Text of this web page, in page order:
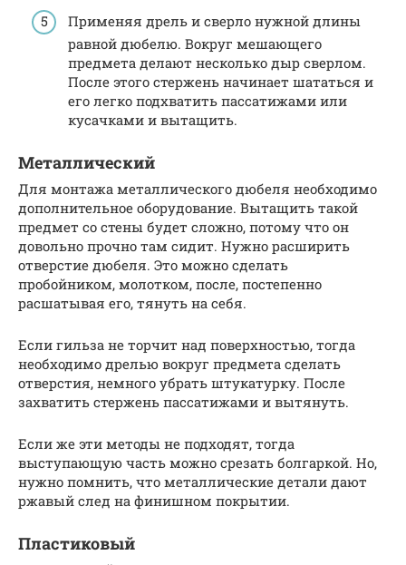
Применяя дрель и сверло нужной длины
равной дюбелю. Вокруг мешающего
предмета делают несколько дыр сверлом.
После этого стержень начинает шататься и
его легко подхватить пассатижами или
кусачками и вытащить.
Металлический
Для монтажа металлического дюбеля необходимо
дополнительное оборудование. Вытащить такой
предмет со стены будет сложно, потому что он
довольно прочно там сидит. Нужно расширить
отверстие дюбеля. Это можно сделать
пробойником, молотком, после, постепенно
расшатывая его, тянуть на себя.
Если гильза не торчит над поверхностью, тогда
необходимо дрелью вокруг предмета сделать
отверстия, немного убрать штукатурку. После
захватить стержень пассатижами и вытянуть.
Если же эти методы не подходят, тогда
выступающую часть можно срезать болгаркой. Но,
нужно помнить, что металлические детали дают
ржавый след на финишном покрытии.
Пластиковый